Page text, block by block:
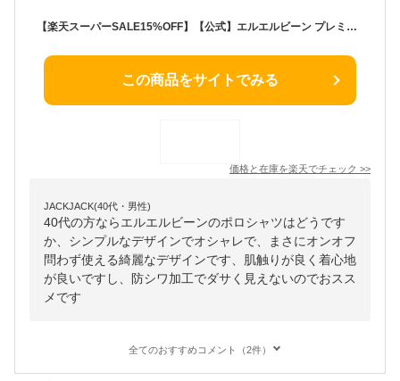
【楽天スーパーSALE15%OFF】【公式】エルエルビーン プレミアム ダブル エル ポロシャツ ビーン ブーツの刺繍入り | メンズ アウトドア ブランド 半袖 防シワ l.l.bean llbean llビーン 半袖ポロシャツ 衿 襟付き ロゴ入り ワンポイント 綿100 コットン トップス
この商品をサイトでみる
価格と在庫を楽天でチェック >>
JACKJACK(40代・男性)
40代の方ならエルエルビーンのポロシャツはどうです
か、シンプルなデザインでオシャレで、まさにオンオフ
問わず使える綺麗なデザインです、肌触りが良く着心地
が良いですし、防シワ加工でダサく見えないのでおスス
メです
全てのおすすめコメント（2件）